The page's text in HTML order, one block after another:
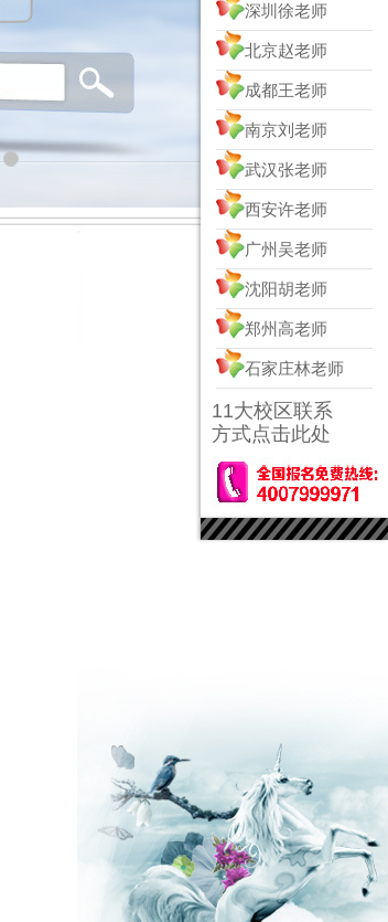
深圳徐老师
北京赵老师
成都王老师
南京刘老师
武汉张老师
西安许老师
广州吴老师
沈阳胡老师
郑州高老师
石家庄林老师
11大校区联系
方式点击此处